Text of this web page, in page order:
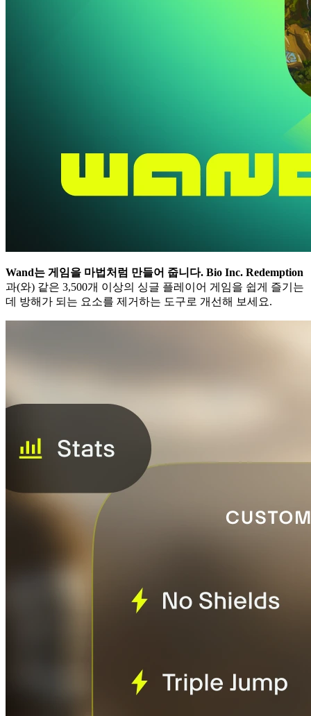
Wand는 게임을 마법처럼 만들어 줍니다. Bio Inc. Redemption
과(와) 같은 3,500개 이상의 싱글 플레이어 게임을 쉽게 즐기는
데 방해가 되는 요소를 제거하는 도구로 개선해 보세요.